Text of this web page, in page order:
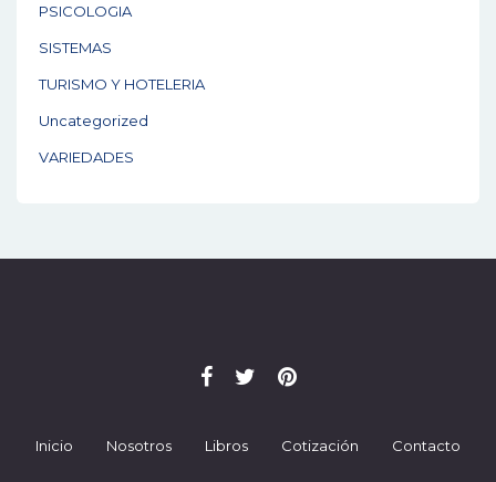
PSICOLOGIA
SISTEMAS
TURISMO Y HOTELERIA
Uncategorized
VARIEDADES
Inicio Nosotros Libros Cotización Contacto